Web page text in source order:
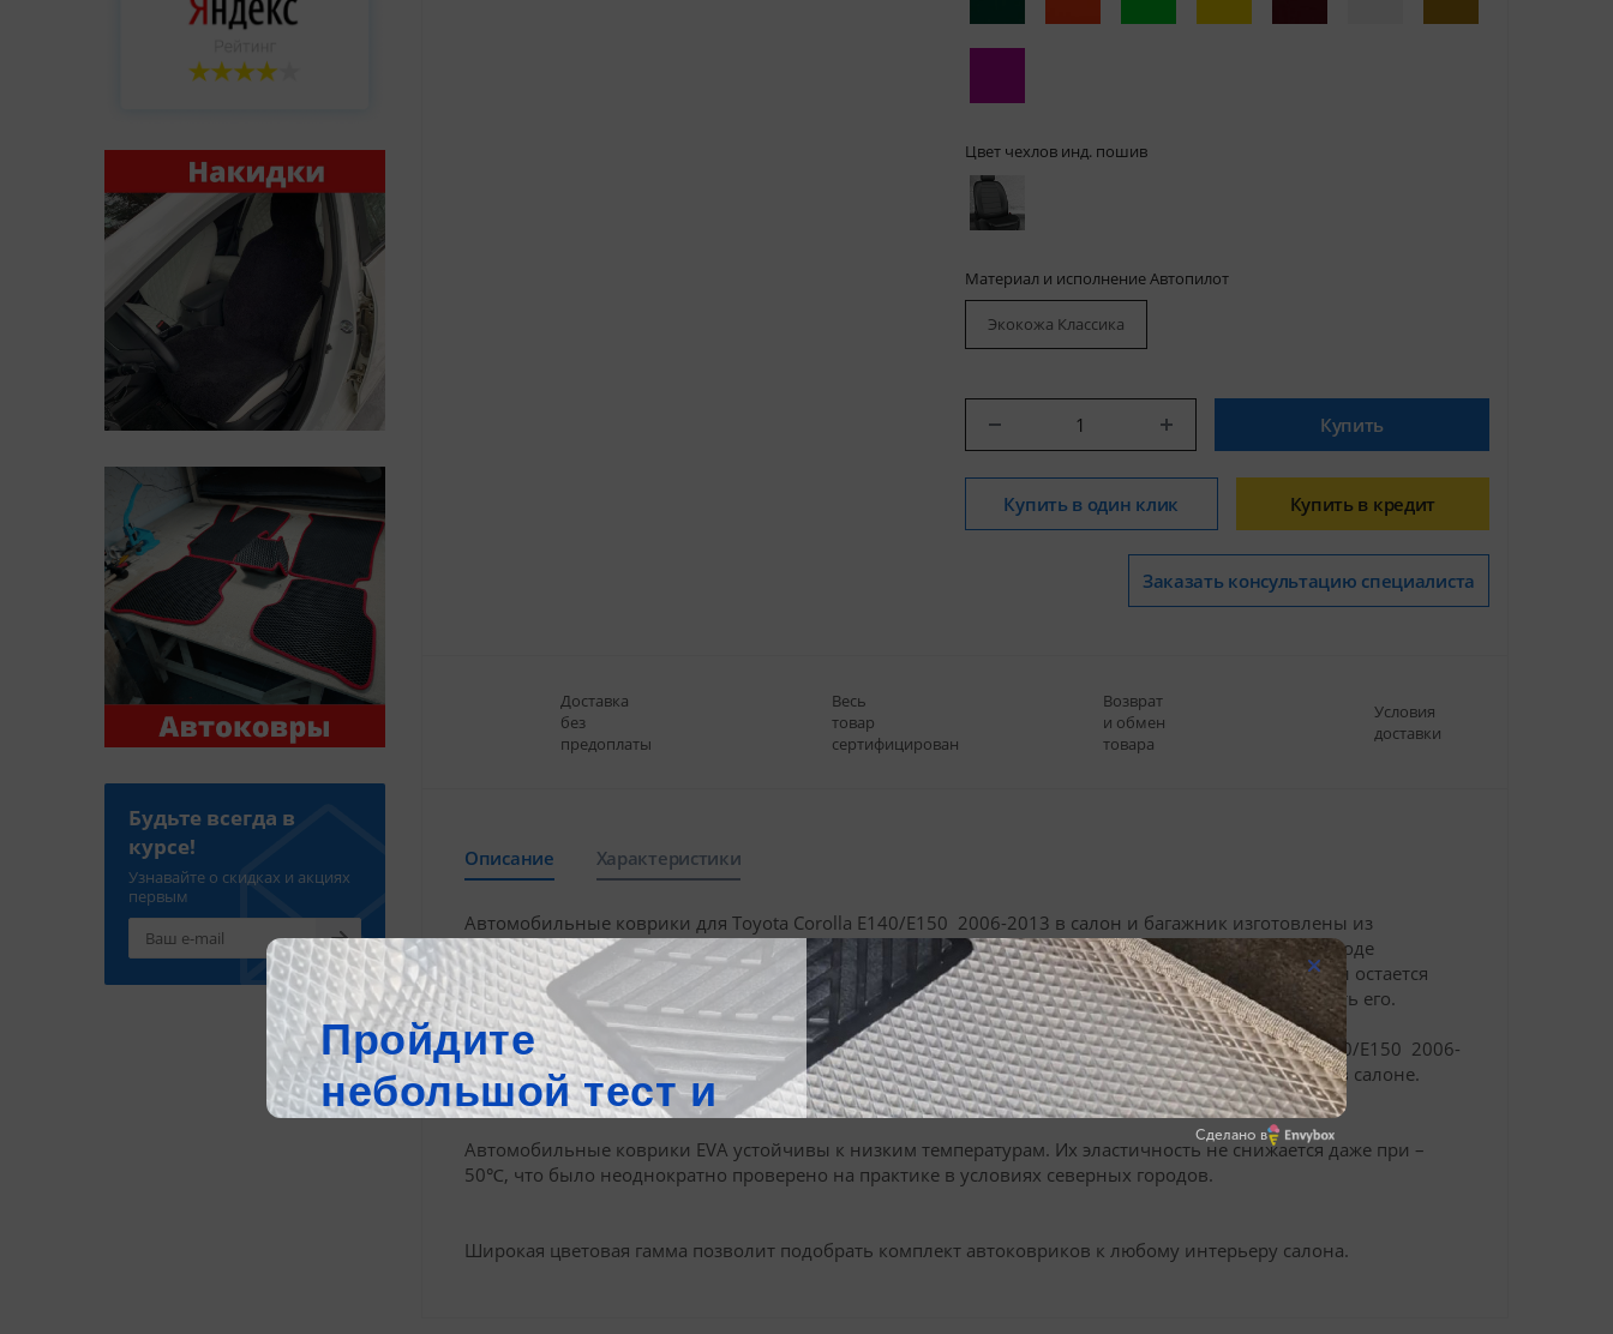
Будьте всегда в
курсе!
Узнавайте о скидках и акциях
первым
Цвет чехлов инд. пошив
Материал и исполнение Автопилот
Экокожа Классика
Купить
Купить в один клик Купить в кредит
Заказать консультацию специалиста
Доставка
без
предоплаты
Весь
товар
сертифицирован
Возврат
и обмен
товара
Условия
доставки
Описание Характеристики
Автомобильные коврики для Toyota Corolla E140/E150 2006-2013 в салон и багажник изготовлены из
инновационного материала EVA, особая ячеистая структура которого не позволяет пыли, снегу и воде
распространяться по салону и багажнику. Попадая в ромбовидные ячейки, вся грязь блокируется и остается
внутри. Чтобы избавиться от нее, достаточно вынуть коврик и несколько раз энергично встряхнуть его.
Коврики фиксируются на полу специальными креплениями, соответствующими Toyota Corolla E140/E150 2006-
2013, и не смещаются в процессе эксплуатации. Они закрывают максимальную поверхность пола в салоне.
Автомобильные коврики EVA устойчивы к низким температурам. Их эластичность не снижается даже при –
50℃, что было неоднократно проверено на практике в условиях северных городов.
Широкая цветовая гамма позволит подобрать комплект автоковриков к любому интерьеру салона.
Сделано в